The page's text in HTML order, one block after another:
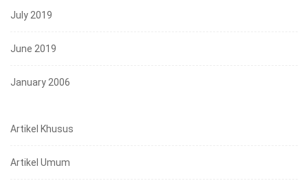
July 2019
June 2019
January 2006
Artikel Khusus
Artikel Umum